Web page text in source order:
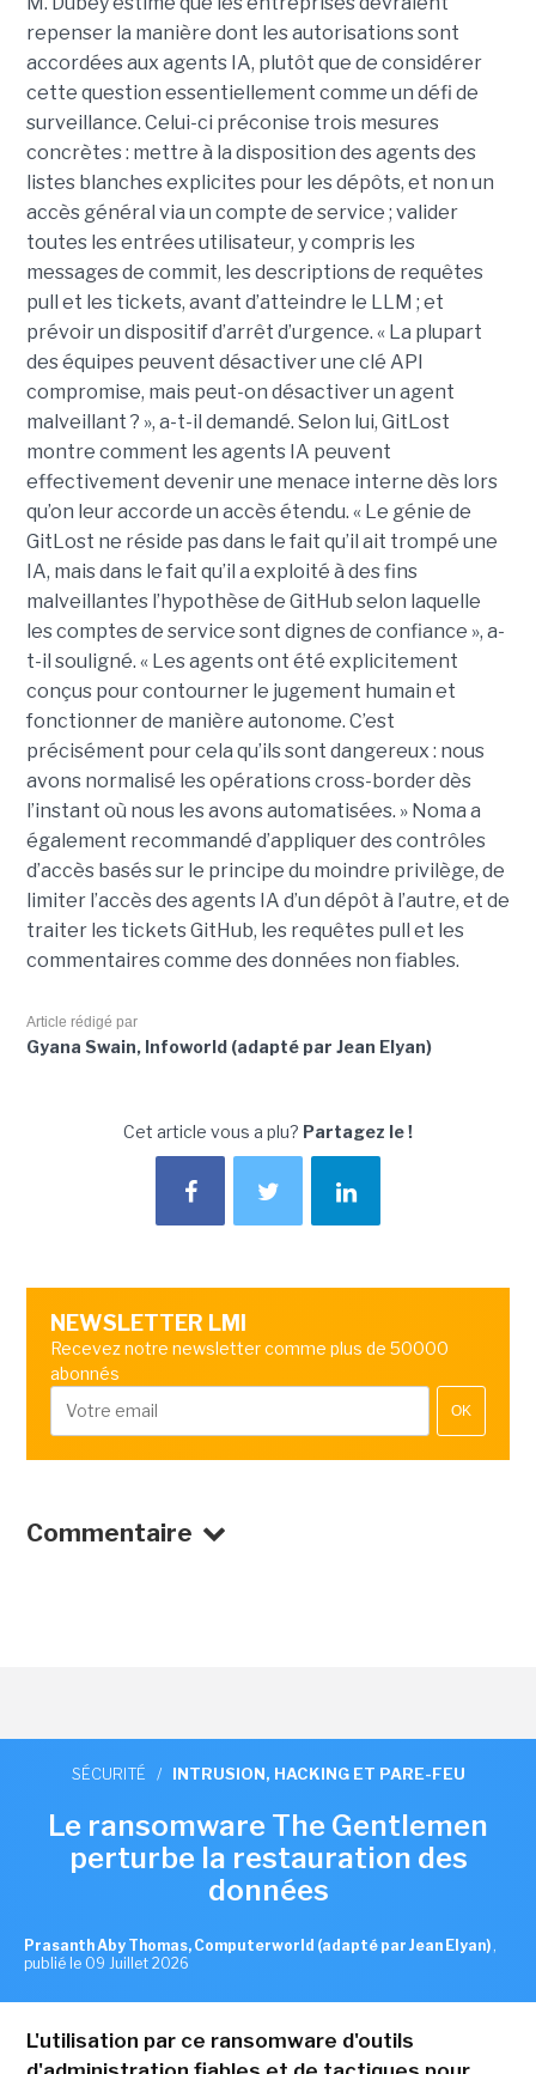
repenser la manière dont les autorisations sont
accordées aux agents IA, plutôt que de considérer
cette question essentiellement comme un défi de
surveillance. Celui-ci préconise trois mesures
concrètes : mettre à la disposition des agents des
listes blanches explicites pour les dépôts, et non un
accès général via un compte de service ; valider
toutes les entrées utilisateur, y compris les
messages de commit, les descriptions de requêtes
pull et les tickets, avant d’atteindre le LLM ; et
prévoir un dispositif d’arrêt d’urgence. « La plupart
des équipes peuvent désactiver une clé API
compromise, mais peut-on désactiver un agent
malveillant ? », a-t-il demandé. Selon lui, GitLost
montre comment les agents IA peuvent
effectivement devenir une menace interne dès lors
qu’on leur accorde un accès étendu. « Le génie de
GitLost ne réside pas dans le fait qu’il ait trompé une
IA, mais dans le fait qu’il a exploité à des fins
malveillantes l’hypothèse de GitHub selon laquelle
les comptes de service sont dignes de confiance », a-
t-il souligné. « Les agents ont été explicitement
conçus pour contourner le jugement humain et
fonctionner de manière autonome. C’est
précisément pour cela qu’ils sont dangereux : nous
avons normalisé les opérations cross-border dès
l’instant où nous les avons automatisées. » Noma a
également recommandé d’appliquer des contrôles
d’accès basés sur le principe du moindre privilège, de
limiter l’accès des agents IA d’un dépôt à l’autre, et de
traiter les tickets GitHub, les requêtes pull et les
commentaires comme des données non fiables.
Article rédigé par
Gyana Swain, Infoworld (adapté par Jean Elyan)
Cet article vous a plu? Partagez le !
NEWSLETTER LMI
Recevez notre newsletter comme plus de 50000
abonnés
OK
Commentaire
SÉCURITÉ / INTRUSION, HACKING ET PARE-FEU
Le ransomware The Gentlemen
perturbe la restauration des
données
Prasanth Aby Thomas, Computerworld (adapté par Jean Elyan) ,
publié le 09 Juillet 2026
L'utilisation par ce ransomware d'outils